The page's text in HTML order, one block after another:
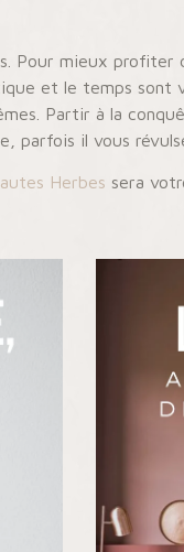
Pour mieux profiter
et le temps sont
Partir à la
parfois il vous
Herbes sera